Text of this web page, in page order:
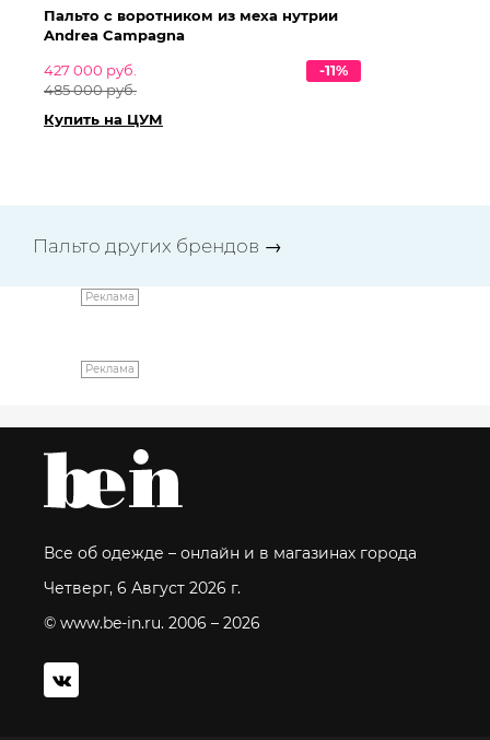
Пальто с воротником из меха нутрии
Andrea Campagna
427 000 руб.
485 000 руб.
-11%
Купить на ЦУМ
Пальто других брендов →
Реклама
Реклама
Все об одежде – онлайн и в магазинах города
Четверг, 6 Август 2026 г.
© www.be-in.ru. 2006 – 2026